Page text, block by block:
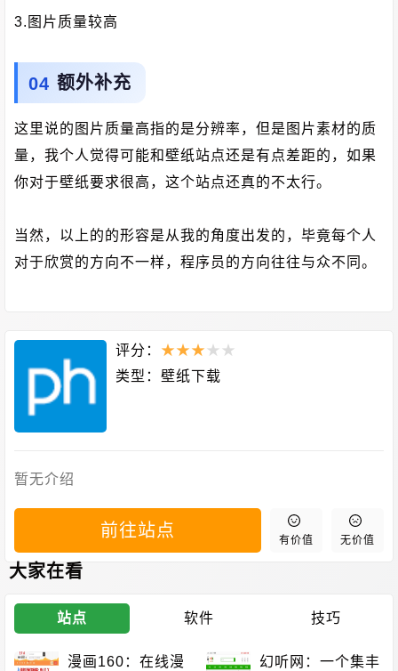
3.图片质量较高
额外补充
这里说的图片质量高指的是分辨率，但是图片素材的质
量，我个人觉得可能和壁纸站点还是有点差距的，如果
你对于壁纸要求很高，这个站点还真的不太行。
当然，以上的的形容是从我的角度出发的，毕竟每个人
对于欣赏的方向不一样，程序员的方向往往与众不同。
评分： ★★★ ★ ★
类型： 壁纸下载
暂无介绍
前往站点 有价值 无价值
大家在看
站点 软件 技巧
漫画160：在线漫
幻听网：一个集丰